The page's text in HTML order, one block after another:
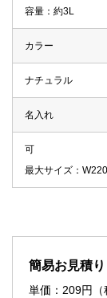
容量：約3L
カラー
ナチュラル
名入れ
可
最大サイズ：
簡易お見積
単価： 209円（